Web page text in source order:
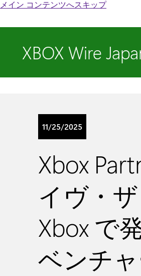
メイン コンテンツへスキップ
XBOX Wire
11/25/2025
Xbox
イヴ・
Xbox で
ベンチ